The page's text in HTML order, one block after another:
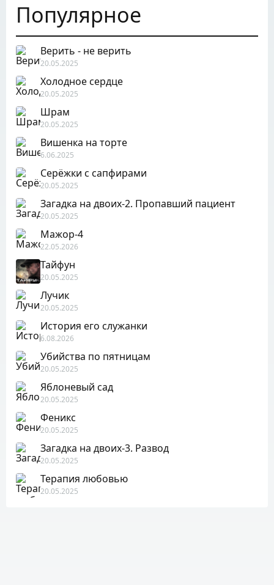
Популярное
Верить - не верить
20.05.2025
Холодное сердце
20.05.2025
Шрам
20.05.2025
Вишенка на торте
6.06.2025
Серёжки с сапфирами
20.05.2025
Загадка на двоих-2. Пропавший пациент
20.05.2025
Мажор-4
22.05.2026
Тайфун
20.05.2025
Лучик
20.05.2025
История его служанки
6.08.2026
Убийства по пятницам
20.05.2025
Яблоневый сад
20.05.2025
Феникс
20.05.2025
Загадка на двоих-3. Развод
20.05.2025
Терапия любовью
20.05.2025